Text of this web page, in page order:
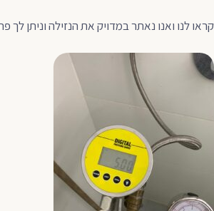
קראו לנו ואנו נאתר במדויק את הנזילה וניתן